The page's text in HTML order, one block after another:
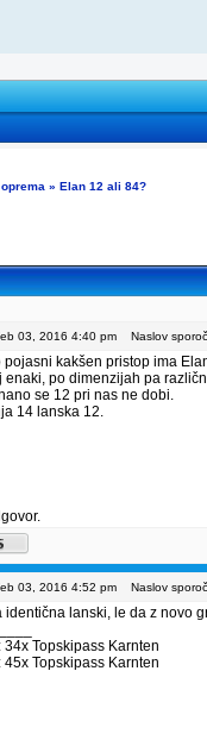
» Elan 12 ali 84?
03, 2016 4:40 pm Naslov
pojasni kakšen pristop ima
enaki, po dimenzijah pa
se 12 pri nas ne dobi.
14 lanska 12.
03, 2016 4:52 pm Naslov
identična lanski, le da z novo
Topskipass Karnten
Topskipass Karnten